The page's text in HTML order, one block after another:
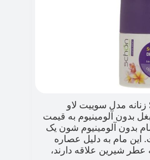
بدون آلومینیوم به قیمت
بدون آلومینیوم شون یک
این مام به دلیل عصاره
عطر شیرین علاقه دارند،